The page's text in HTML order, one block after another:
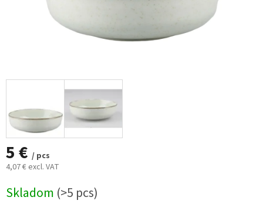
5 € / pcs
4,07 € excl. VAT
price:
Skladom (>5 pcs)